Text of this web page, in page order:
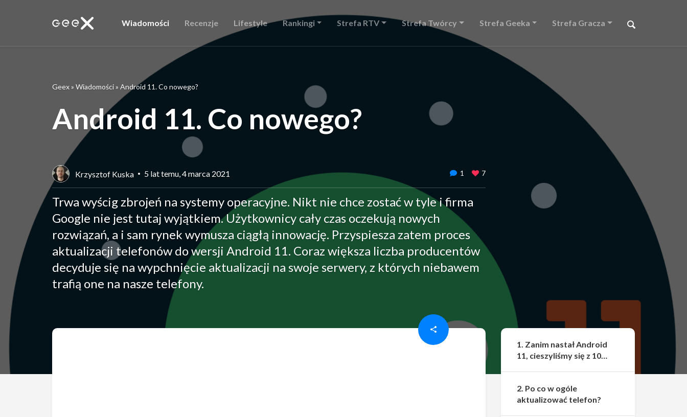
Wiadomości Recenzje Lifestyle Rankingi Strefa RTV Strefa Twórcy Strefa Geeka Strefa Gracza
Geex» Wiadomości» Android 11. Co nowego?
Android 11. Co nowego?
Krzysztof Kuska 5 lat temu, 4 marca 2021 1 7
Trwa wyścig zbrojeń na systemy operacyjne. Nikt nie chce zostać w tyle i firma
Google nie jest tutaj wyjątkiem. Użytkownicy cały czas oczekują nowych
rozwiązań, a i sam rynek wymusza ciągłą innowację. Przyspiesza zatem proces
aktualizacji telefonów do wersji Android 11. Coraz większa liczba producentów
decyduje się na wypchnięcie aktualizacji na swoje serwery, z których niebawem
trafią one na nasze telefony.
Udostępnij
1. Zanim nastał Android
11, cieszyliśmy się z 10…
2. Po co w ogóle
aktualizować telefon?